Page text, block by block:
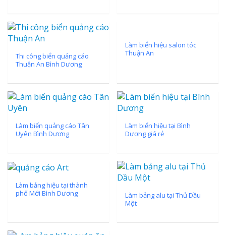
Thi công biển quảng cáo
Thuận An Bình Dương
Làm biển hiệu salon tóc
Thuận An
Làm biển quảng cáo Tân
Uyên Bình Dương
Làm biển hiệu tại Bình
Dương giá rẻ
Làm bảng hiệu tại thành
phố Mới Bình Dương
Làm bảng alu tại Thủ Dầu
Một